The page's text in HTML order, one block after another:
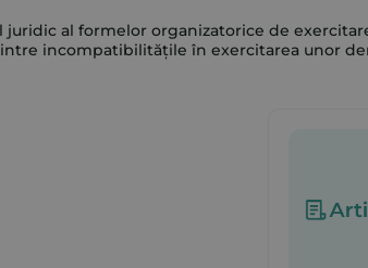
al formelor organizatorice de
incompatibilitățile în exercitarea unor